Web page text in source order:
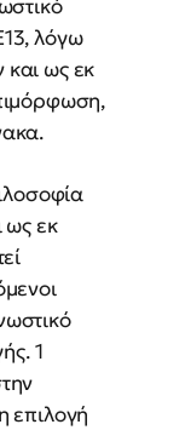
λόγω
ως εκ
ως εκ
1
επιλογή